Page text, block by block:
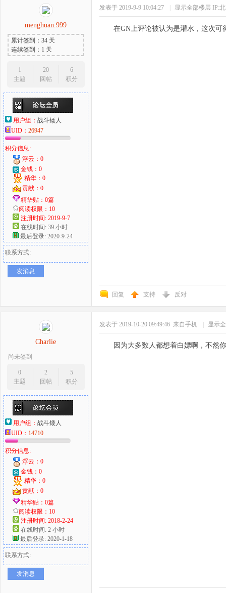
menghuan.999
累计签到：34 天
连续签到：1 天
1
主题
20
回帖
6
积分
用户组： 战斗矮人
UID： 26947
积分信息:
浮云：0
金钱：0
精华：0
贡献：0
精华贴：0篇
阅读权限：10
注册时间: 2019-9-7
在线时间: 39 小时
最后登录: 2020-9-24
联系方式:
发消息
发表于 2019-9-9 10:04:27 显示全部楼层 IP:
在GN上评论被认为是灌水，这次可
回复 支持 反对
Charlie
尚未签到
0
主题
2
回帖
5
积分
用户组： 战斗矮人
UID： 14710
积分信息:
浮云：0
金钱：0
精华：0
贡献：0
精华贴：0篇
阅读权限：10
注册时间: 2018-2-24
在线时间: 2 小时
最后登录: 2020-1-18
联系方式:
发消息
发表于 2019-10-20 09:49:46 来自手机 显示
因为大多数人都想着白嫖啊，不然